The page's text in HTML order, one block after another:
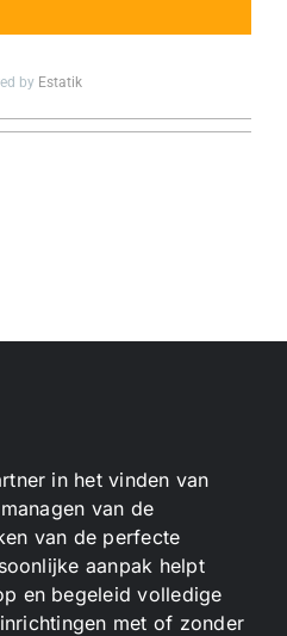
by Estatik
in het vinden van
van de
van de perfecte
aanpak helpt
en begeleid volledige
met of zonder